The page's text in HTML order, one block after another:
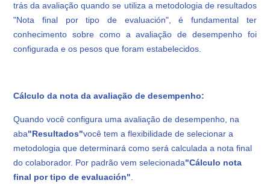
trás da avaliação quando se utiliza a metodologia de resultados
"Nota final por tipo de evaluación", é fundamental ter
conhecimento sobre como a avaliação de desempenho foi
configurada e os pesos que foram estabelecidos.
Cálculo da nota da avaliação de desempenho:
Quando você configura uma avaliação de desempenho, na
aba"Resultados"você tem a flexibilidade de selecionar a
metodologia que determinará como será calculada a nota final
do colaborador. Por padrão vem selecionada"Cálculo nota
final por tipo de evaluación"